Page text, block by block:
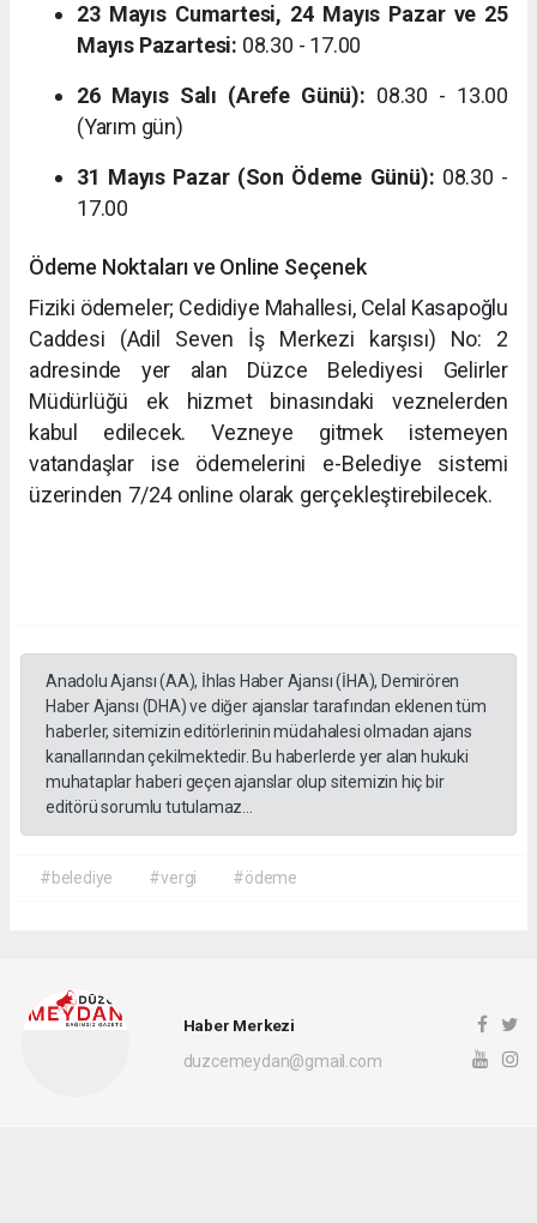
23 Mayıs Cumartesi, 24 Mayıs Pazar ve 25
Mayıs Pazartesi: 08.30 - 17.00
26 Mayıs Salı (Arefe Günü): 08.30 - 13.00
(Yarım gün)
31 Mayıs Pazar (Son Ödeme Günü): 08.30 -
17.00
Ödeme Noktaları ve Online Seçenek
Fiziki ödemeler; Cedidiye Mahallesi, Celal Kasapoğlu
Caddesi (Adil Seven İş Merkezi karşısı) No: 2
adresinde yer alan Düzce Belediyesi Gelirler
Müdürlüğü ek hizmet binasındaki veznelerden
kabul edilecek. Vezneye gitmek istemeyen
vatandaşlar ise ödemelerini e-Belediye sistemi
üzerinden 7/24 online olarak gerçekleştirebilecek.
Anadolu Ajansı (AA), İhlas Haber Ajansı (İHA), Demirören
Haber Ajansı (DHA) ve diğer ajanslar tarafından eklenen tüm
haberler, sitemizin editörlerinin müdahalesi olmadan ajans
kanallarından çekilmektedir. Bu haberlerde yer alan hukuki
muhataplar haberi geçen ajanslar olup sitemizin hiç bir
editörü sorumlu tutulamaz...
#belediye #vergi #ödeme
Haber Merkezi
duzcemeydan@gmail.com